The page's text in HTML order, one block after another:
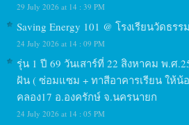
29 July 2026 at 14 : 39 PM
Saving Energy 101 @ โรงเรียนวัดธรร
24 July 2026 at 14 : 09 PM
รุ่น 1 ปี 69 วันเสาร์ที่ 22 สิงหาคม พ.ศ
ฝัน ( ซ่อมแซม + ทาสีอาคารเรียน ให้น้
คลอง17 อ.องครักษ์ จ.นครนายก
24 July 2026 at 14 : 05 PM